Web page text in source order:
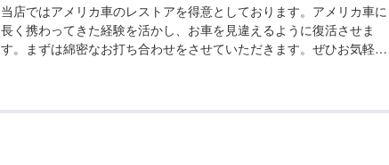
当店ではアメリカ車のレストアを得意としております。アメリカ車に
長く携わってきた経験を活かし、お車を見違えるように復活させま
す。まずは綿密なお打ち合わせをさせていただきます。ぜひお気軽に